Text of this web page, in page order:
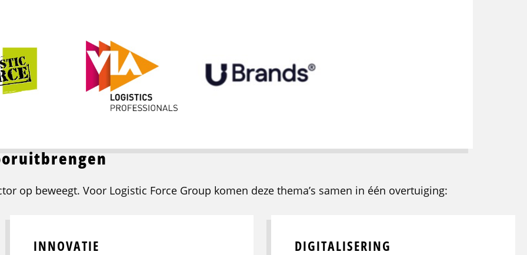
op beweegt. Voor Logistic Force Group komen deze thema’s samen in één overtuiging:
INNOVATIE DIGITALISERING